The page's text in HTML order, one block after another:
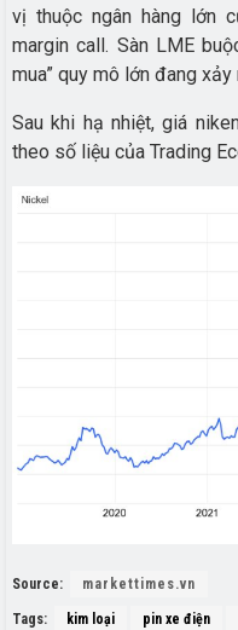
vị thuộc ngân hàng lớn
margin call. Sàn LME
mua” quy mô lớn đang xảy
Sau khi hạ nhiệt, giá
theo số liệu của Trading
Source: markettimes.vn
Tags: kim loại pin xe điện